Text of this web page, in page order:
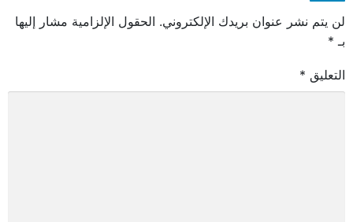
لن يتم نشر عنوان بريدك الإلكتروني. الحقول الإلزامية مشار إليها
بـ *
التعليق *